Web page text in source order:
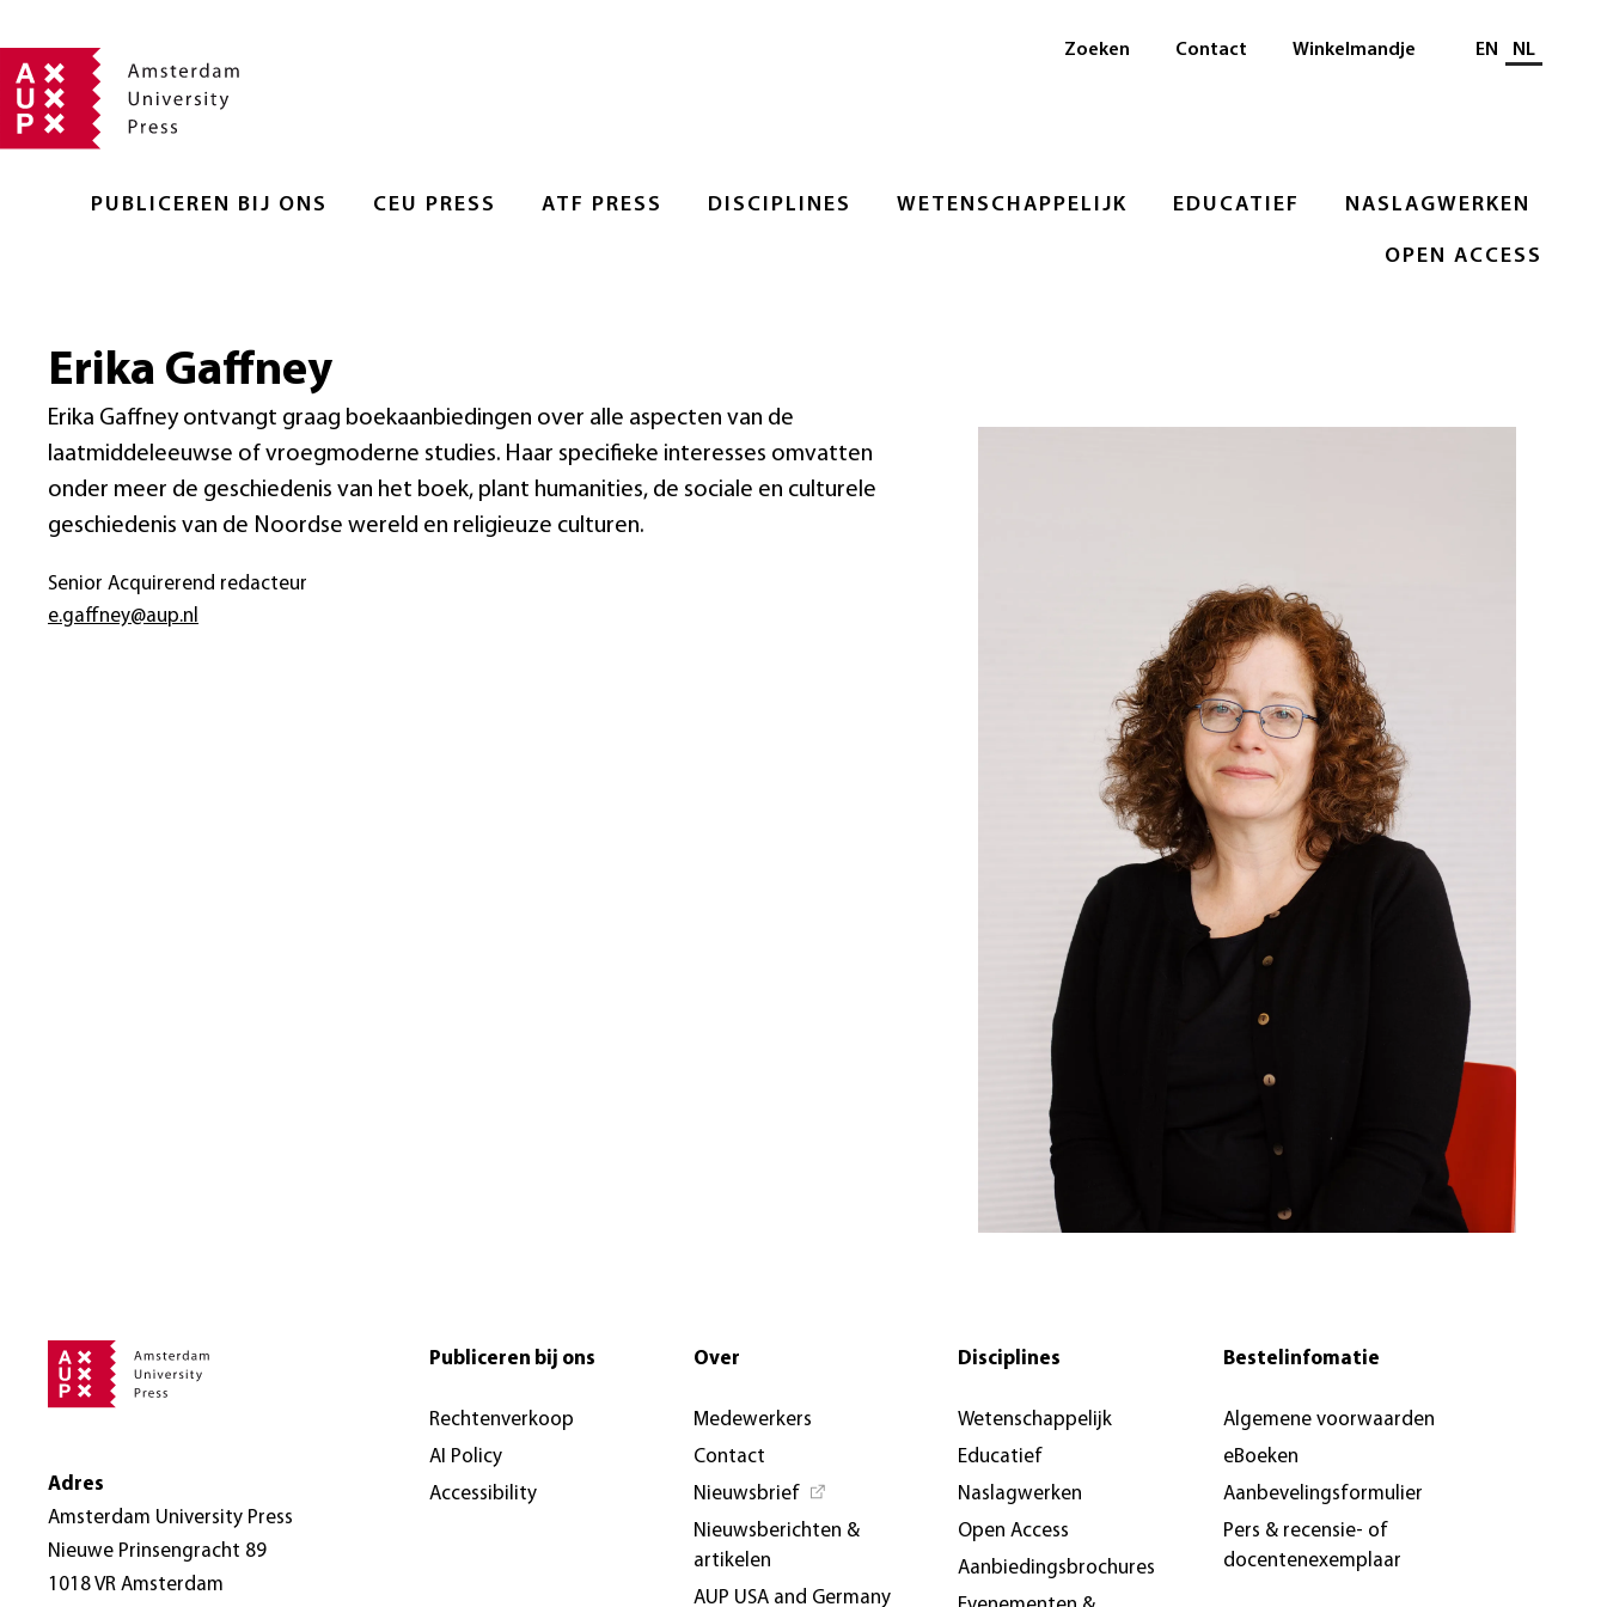
PUBLICEREN BIJ ONS CEU PRESS ATF PRESS DISCIPLINES WETENSCHAPPELIJK EDUCATIEF NASLAGWERKEN
OPEN ACCESS
Zoeken Contact Winkelmandje Selecteer taal
EN NL
Erika Gaffney
Erika Gaffney ontvangt graag boekaanbiedingen over alle aspecten van de
laatmiddeleeuwse of vroegmoderne studies. Haar specifieke interesses omvatten
onder meer de geschiedenis van het boek, plant humanities, de sociale en culturele
geschiedenis van de Noordse wereld en religieuze culturen.
Senior Acquirerend redacteur
e.gaffney@aup.nl
Adres
Amsterdam University Press
Nieuwe Prinsengracht 89
1018 VR Amsterdam
Publiceren bij ons
Rechtenverkoop
AI Policy
Accessibility
Over
Medewerkers
Contact
Nieuwsbrief
Nieuwsberichten &
artikelen
AUP USA and Germany
Disciplines
Wetenschappelijk
Educatief
Naslagwerken
Open Access
Aanbiedingsbrochures
Bestelinfomatie
Algemene voorwaarden
eBoeken
Aanbevelingsformulier
Pers & recensie- of
docentenexemplaar